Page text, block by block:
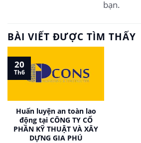
bạn.
BÀI VIẾT ĐƯỢC TÌM THẤY
Huấn luyện an toàn lao
động tại CÔNG TY CỔ
PHẦN KỸ THUẬT VÀ XÂY
DỰNG GIA PHÚ
20
Th6